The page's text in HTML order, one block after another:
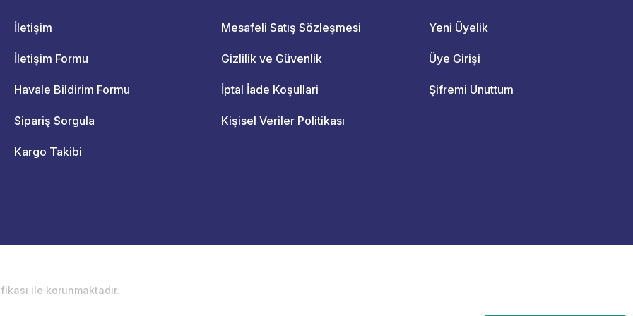
İletişim
İletişim Formu
Havale Bildirim Formu
Sipariş Sorgula
Kargo Takibi
Mesafeli Satış Sözleşmesi
Gizlilik ve Güvenlik
İptal İade Koşullari
Kişisel Veriler Politikası
Yeni Üyelik
Üye Girişi
Şifremi Unuttum
ile korunmaktadır.